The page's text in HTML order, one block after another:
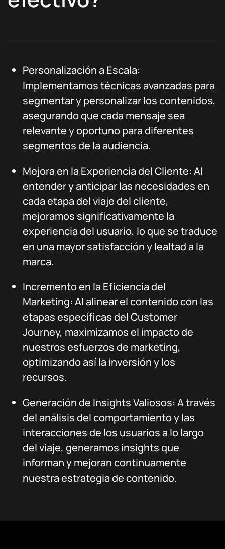
Personalización a Escala:
Implementamos técnicas avanzadas para
segmentar y personalizar los contenidos,
asegurando que cada mensaje sea
relevante y oportuno para diferentes
segmentos de la audiencia.
Mejora en la Experiencia del Cliente: Al
entender y anticipar las necesidades en
cada etapa del viaje del cliente,
mejoramos significativamente la
experiencia del usuario, lo que se traduce
en una mayor satisfacción y lealtad a la
marca.
Incremento en la Eficiencia del
Marketing: Al alinear el contenido con las
etapas específicas del Customer
Journey, maximizamos el impacto de
nuestros esfuerzos de marketing,
optimizando así la inversión y los
recursos.
Generación de Insights Valiosos: A través
del análisis del comportamiento y las
interacciones de los usuarios a lo largo
del viaje, generamos insights que
informan y mejoran continuamente
nuestra estrategia de contenido.